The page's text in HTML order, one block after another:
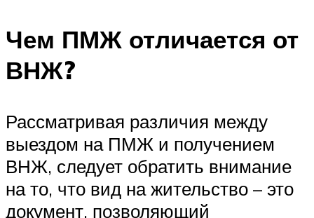
Чем ПМЖ отличается от
ВНЖ?
Рассматривая различия между
выездом на ПМЖ и получением
ВНЖ, следует обратить внимание
на то, что вид на жительство – это
документ, позволяющий